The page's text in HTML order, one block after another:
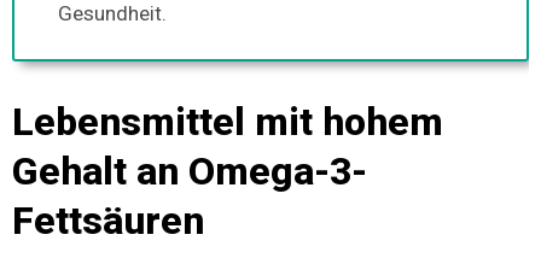
Gesundheit.
Lebensmittel mit hohem
Gehalt an Omega-3-
Fettsäuren